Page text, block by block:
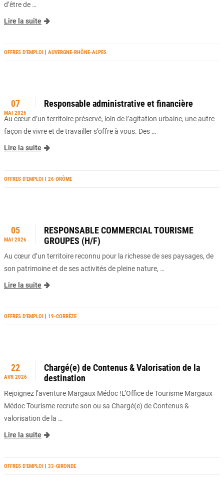
d’être de …
Lire la suite
OFFRES D’EMPLOI | AUVERGNE-RHÔNE-ALPES
07
MAI 2026
Responsable administrative et financière
Au cœur d’un territoire préservé, loin de l’agitation urbaine, une autre
façon de vivre et de travailler s’offre à vous. Des …
Lire la suite
OFFRES D’EMPLOI | 26-DRÔME
05
MAI 2026
RESPONSABLE COMMERCIAL TOURISME
GROUPES (H/F)
Au cœur d’un territoire reconnu pour la richesse de ses paysages, de
son patrimoine et de ses activités de pleine nature, …
Lire la suite
OFFRES D’EMPLOI | 19-CORRÈZE
22
AVR 2026
Chargé(e) de Contenus & Valorisation de la
destination
Rejoignez l’aventure Margaux Médoc !L’Office de Tourisme Margaux
Médoc Tourisme recrute son ou sa Chargé(e) de Contenus &
valorisation de la …
Lire la suite
OFFRES D’EMPLOI | 33-GIRONDE